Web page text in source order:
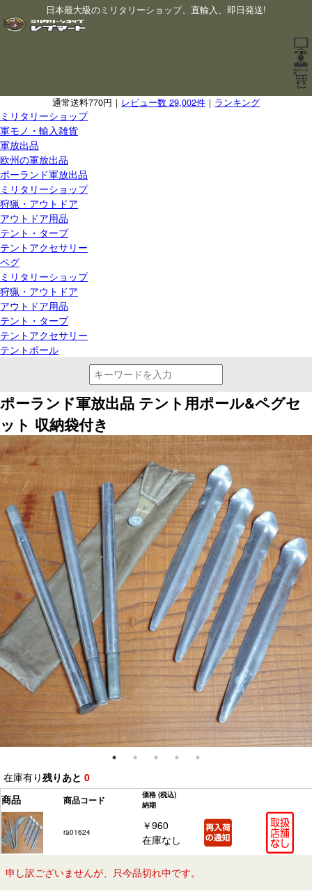
日本最大級のミリタリーショップ、直輸入、即日発送!
通常送料770円｜ レビュー数 29,002件 ｜ ランキング
ミリタリーショップ
軍モノ・輸入雑貨
軍放出品
欧州の軍放出品
ポーランド軍放出品
ミリタリーショップ
狩猟・アウトドア
アウトドア用品
テント・タープ
テントアクセサリー
ペグ
ミリタリーショップ
狩猟・アウトドア
アウトドア用品
テント・タープ
テントアクセサリー
テントポール
ポーランド軍放出品 テント用ポール&ペグセ
ット 収納袋付き
在庫有り残りあと 0
商品
商品コード 価格 (税込)
納期
ra01624
￥960
在庫なし
申し訳ございませんが、只今品切れ中です。